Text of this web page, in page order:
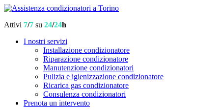
Attivi 7/7 su 24/24h
I nostri servizi
Installazione condizionatore
Riparazione condizionatore
Manutenzione condizionatori
Pulizia e igienizzazione condizionatore
Ricarica gas condizionatore
Consulenza condizionatori
Prenota un intervento